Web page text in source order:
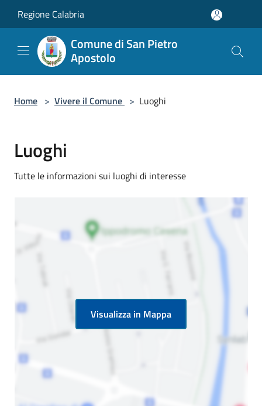
Regione Calabria
Comune di San Pietro
Apostolo
Home > Vivere il Comune > Luoghi
Luoghi
Tutte le informazioni sui luoghi di interesse
Visualizza in Mappa